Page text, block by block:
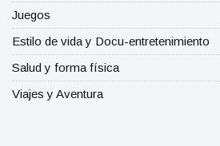
Juegos
Estilo de vida y Docu-entretenimiento
Salud y forma física
Viajes y Aventura